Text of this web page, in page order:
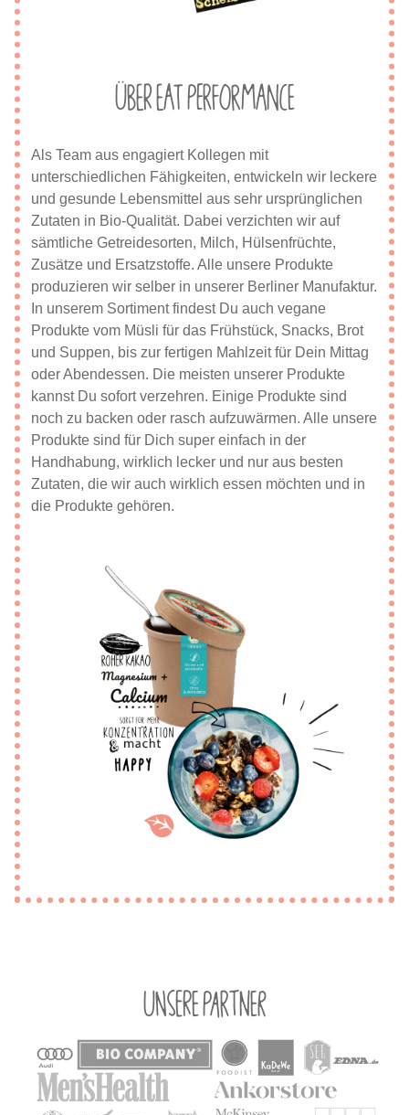
Über eat Performance
Als Team aus engagiert Kollegen mit
unterschiedlichen Fähigkeiten, entwickeln wir leckere
und gesunde Lebensmittel aus sehr ursprünglichen
Zutaten in Bio-Qualität. Dabei verzichten wir auf
sämtliche Getreidesorten, Milch, Hülsenfrüchte,
Zusätze und Ersatzstoffe. Alle unsere Produkte
produzieren wir selber in unserer Berliner Manufaktur.
In unserem Sortiment findest Du auch vegane
Produkte vom Müsli für das Frühstück, Snacks, Brot
und Suppen, bis zur fertigen Mahlzeit für Dein Mittag
oder Abendessen. Die meisten unserer Produkte
kannst Du sofort verzehren. Einige Produkte sind
noch zu backen oder rasch aufzuwärmen. Alle unsere
Produkte sind für Dich super einfach in der
Handhabung, wirklich lecker und nur aus besten
Zutaten, die wir auch wirklich essen möchten und in
die Produkte gehören.
Unsere Partner